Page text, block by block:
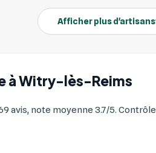
à Witry-lès-Reims
avis, note moyenne 3.7/5.
Afficher plus d'artisans